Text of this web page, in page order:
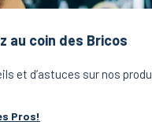
au coin des Bricos
et d’astuces sur nos
Pros!